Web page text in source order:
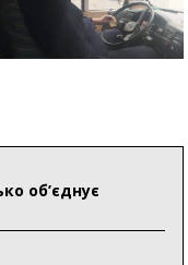
об’єднує